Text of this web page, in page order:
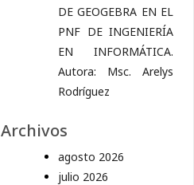
DE GEOGEBRA EN EL
PNF DE INGENIERÍA
EN INFORMÁTICA.
Autora: Msc. Arelys
Rodríguez
Archivos
agosto 2026
julio 2026